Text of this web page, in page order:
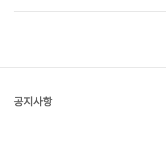
존 파일을 연다. 기존 파일의 내용을 소거한다. 여섯
공지사항